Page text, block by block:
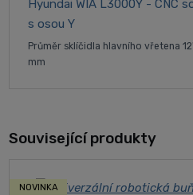
Hyundai WIA L3000Y - CNC
s osou Y
Průměr sklíčidla hlavního vřetena
mm
Související produkty
NOVINKA